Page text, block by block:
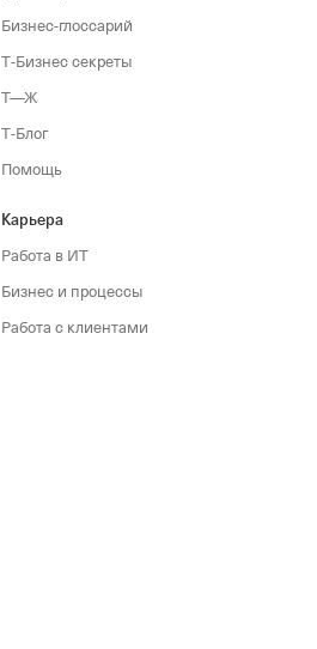
Бизнес-глоссарий
Т‑Бизнес секреты
Т—Ж
Т‑Блог
Помощь
Карьера
Работа в ИТ
Бизнес и процессы
Работа с клиентами